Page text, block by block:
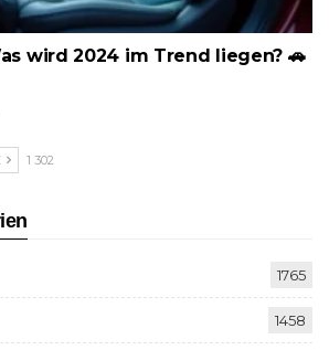
wird 2024 im Trend liegen? 🚗
1 302
1765
1458